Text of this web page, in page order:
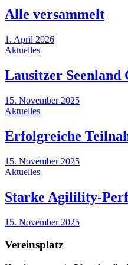
Alle versammelt
1. April 2026
Aktuelles
Lausitzer Seenland
15. November 2025
Aktuelles
Erfolgreiche
15. November 2025
Aktuelles
Starke Agilility-
15. November 2025
Vereinsplatz